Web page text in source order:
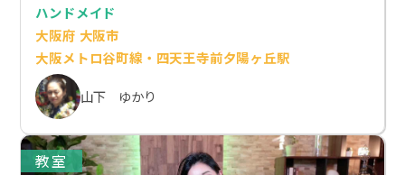
ハンドメイド
大阪府 大阪市
大阪メトロ谷町線・四天王寺前夕陽ヶ丘駅
山下 ゆかり
教室